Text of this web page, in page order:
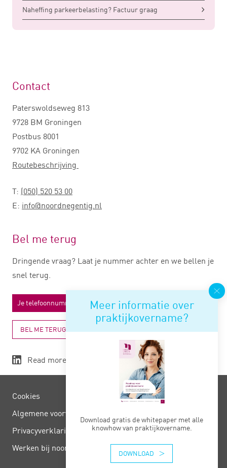
Naheffing parkeerbelasting? Factuur graag
Meer informatie over
praktijkovername?
Download gratis de whitepaper met alle
knowhow van praktijkovername.
DOWNLOAD
Contact
Paterswoldseweg 813
9728 BM Groningen
Postbus 8001
9702 KA Groningen
Routebeschrijving
T: (050) 520 53 00
E: info@noordnegentig.nl
Bel me terug
Dringende vraag? Laat je nummer achter en we bellen je
snel terug.
BEL ME TERUG
Read more
Cookies
Algemene voorwaarden
Privacy­verklaring
Werken bij noord negentig